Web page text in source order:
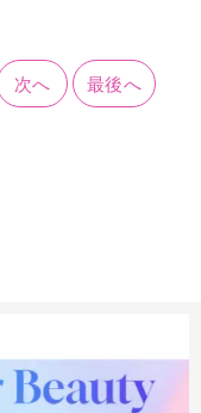
次へ 最後へ